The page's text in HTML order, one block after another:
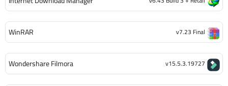
WinRAR v7.23 Final
Wondershare Filmora v15.5.3.19727